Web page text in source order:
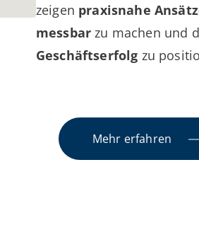
zeigen praxisnahe
messbar zu machen und
Geschäftserfolg zu
Mehr erfahren